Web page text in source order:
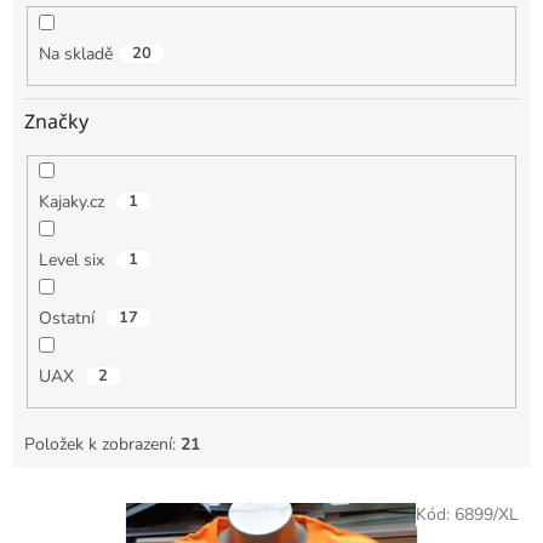
Na skladě 20
Značky
Kajaky.cz 1
Level six 1
Ostatní 17
UAX 2
Položek k zobrazení: 21
Kód: 6899/XL